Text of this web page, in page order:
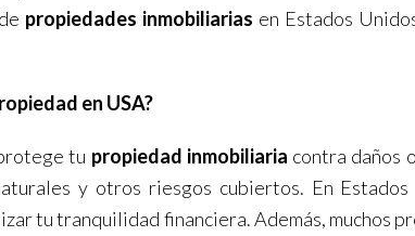
propiedades inmobiliarias en Estados
en USA?
tu propiedad inmobiliaria contra daños
y otros riesgos cubiertos. En
tu tranquilidad financiera. Además, muchos